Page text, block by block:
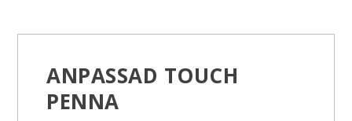
ANPASSAD TOUCH
PENNA